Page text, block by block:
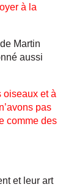
à la
Martin
aussi
oiseaux et à
pas
comme des
et leur art